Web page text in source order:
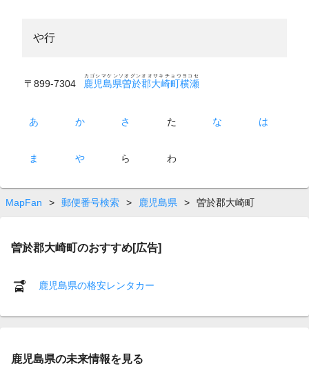
や行
〒899-7304 鹿児島県曽於郡大崎町横瀬
カゴシマケンソオグンオオサキチョウヨコセ
あ か さ た な は
ま や ら わ
MapFan > 郵便番号検索 > 鹿児島県 > 曽於郡大崎町
曽於郡大崎町のおすすめ[広告]
鹿児島県の格安レンタカー
鹿児島県の未来情報を見る